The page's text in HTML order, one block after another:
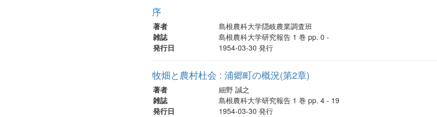
序
著者
島根農科大学隠岐農業調査班
雑誌
島根農科大学研究報告 1 巻 pp. 0 -
発行日
1954-03-30 発行
牧畑と農村杜会 : 浦郷町の概況(第2章)
著者
細野 誠之
雑誌
島根農科大学研究報告 1 巻 pp. 4 - 19
発行日
1954-03-30 発行